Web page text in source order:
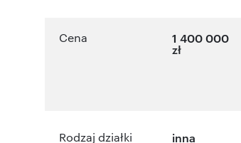
Cena 1 400 000
zł
Rodzaj działki inna